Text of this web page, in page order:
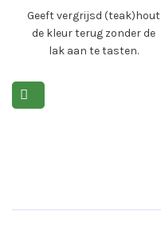
Geeft vergrijsd (teak)hout
de kleur terug zonder de
lak aan te tasten.